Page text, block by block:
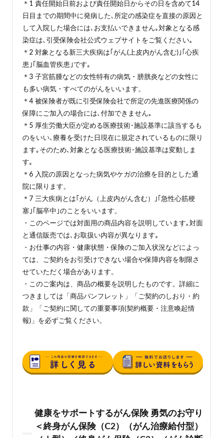
＊1 責任開始日前および責任開始日からその日を含めて14
日目までの期間中に発病した､所定の感染症を直接の原因と
して入院した場合には､お支払いできません｡対象となる感
染症は､引受保険会社公式ウェブサイトをご覧ください｡
＊2 対象となる新三大疾病は｢がん(上皮内がん含む)｣｢心疾
患｣｢脳血管疾患｣です｡
＊3 子宮筋腫などの女性特有の病気・膀胱炎などの女性に
も多い病気・すべてのがんをいいます。
＊4 被保険者が既に引受保険会社で所定の先進医療関係の
保障にご加入の場合には､付加できません｡
＊5 厚生労働大臣が定める医療技術･施設基準に該当するも
のをいい､療養を受けた日現在に規定されているものに限り
ます｡そのため､対象となる医療技術･施設基準は変動しま
す｡
＊6 入院の原因となった病気やケガの治療を目的とした通
院に限ります。
＊7 三大疾病とは｢がん（上皮内がん含む）｣｢急性心筋梗
塞｣｢脳卒中｣のことをいいます。
・このページでは対面用の商品内容を説明しています｡対面
と通信販売では､お取扱い内容が異なります｡
・お仕事の内容・健康状態・保険のご加入状況などによっ
ては、ご契約をお引受けできない場合や保障内容を制限さ
せていただく場合があります。
・このご案内は、商品の概要を説明したものです。詳細に
つきましては「商品パンフレット」「ご契約のしおり・約
款」「ご契約に関しての重要事項(契約概要・注意喚起情
報)」を必ずご覧ください。
健康をサポートするがん保険 勇気のお守り
＜終身がん保険（C2）（がん治療給付型）